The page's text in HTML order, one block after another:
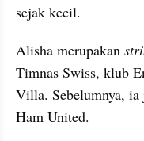
sejak kecil.
Alisha merupakan
Timnas Swiss, klub
Villa. Sebelumnya, ia
Ham United.